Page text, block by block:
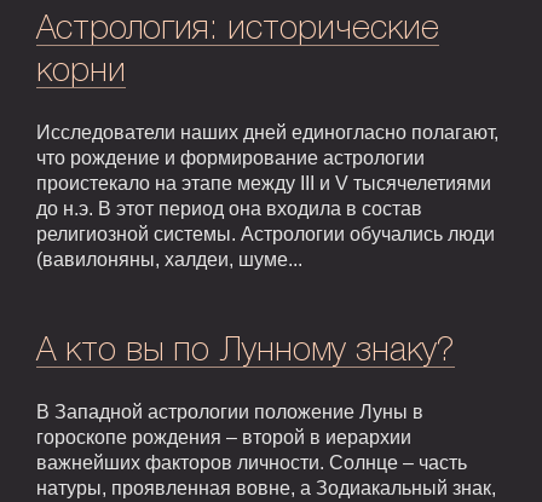
Астрология: исторические
корни
Исследователи наших дней единогласно полагают,
что рождение и формирование астрологии
проистекало на этапе между III и V тысячелетиями
до н.э. В этот период она входила в состав
религиозной системы. Астрологии обучались люди
(вавилоняны, халдеи, шуме...
А кто вы по Лунному знаку?
В Западной астрологии положение Луны в
гороскопе рождения – второй в иерархии
важнейших факторов личности. Солнце – часть
натуры, проявленная вовне, а Зодиакальный знак,